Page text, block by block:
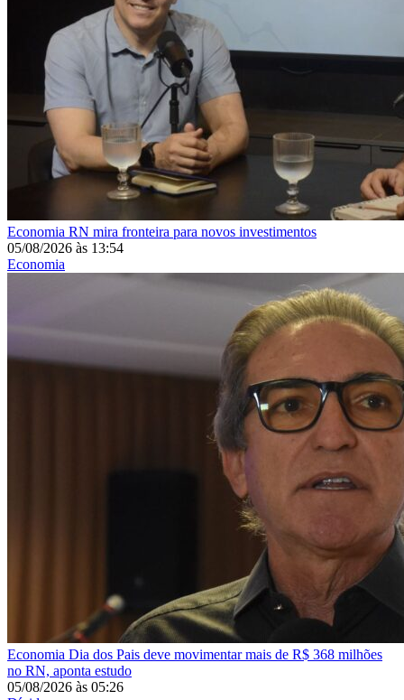
Economia RN mira fronteira para novos investimentos
05/08/2026 às 13:54
Economia
Economia Dia dos Pais deve movimentar mais de R$ 368 milhões
no RN, aponta estudo
05/08/2026 às 05:26